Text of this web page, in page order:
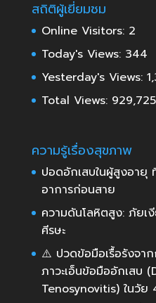
สถิติผู้เยี่ยมชม
Online Visitors: 2
Today's Views: 344
Yesterday's Views:
Total Views: 929,725
ความรู้เรื่องสุขภาพ
ปอดอักเสบในผู้สูงอายุ
อาการก่อนสาย
ความดันโลหิตสูง: ภัยเ
ศีรษะ
⚠️ ปวดข้อมือเรื้อรังจา
ภาวะเอ็นข้อมืออักเสบ
Tenosynovitis) ในวัย